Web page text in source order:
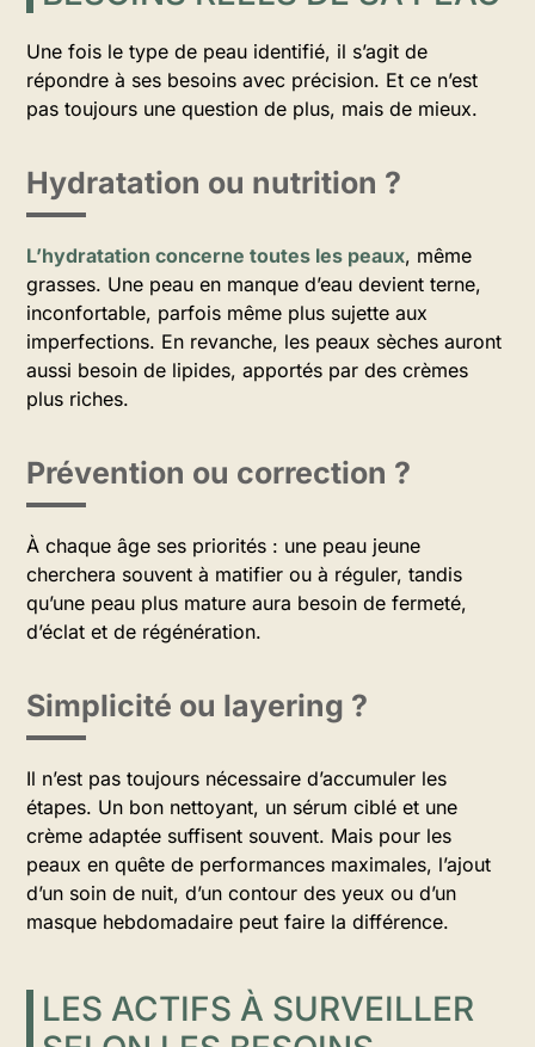
Une fois le type de peau identifié, il s’agit de
répondre à ses besoins avec précision. Et ce n’est
pas toujours une question de plus, mais de mieux.
Hydratation ou nutrition ?
L’hydratation concerne toutes les peaux, même
grasses. Une peau en manque d’eau devient terne,
inconfortable, parfois même plus sujette aux
imperfections. En revanche, les peaux sèches auront
aussi besoin de lipides, apportés par des crèmes
plus riches.
Prévention ou correction ?
À chaque âge ses priorités : une peau jeune
cherchera souvent à matifier ou à réguler, tandis
qu’une peau plus mature aura besoin de fermeté,
d’éclat et de régénération.
Simplicité ou layering ?
Il n’est pas toujours nécessaire d’accumuler les
étapes. Un bon nettoyant, un sérum ciblé et une
crème adaptée suffisent souvent. Mais pour les
peaux en quête de performances maximales, l’ajout
d’un soin de nuit, d’un contour des yeux ou d’un
masque hebdomadaire peut faire la différence.
LES ACTIFS À SURVEILLER